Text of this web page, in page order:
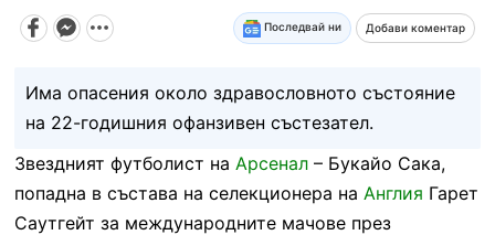
Последвай ни Добави коментар
Има опасения около здравословното състояние
на 22-годишния офанзивен състезател.
Звездният футболист на Арсенал– Букайо Сака,
попадна в състава на селекционера на Англия Гарет
Саутгейт за международните мачове през